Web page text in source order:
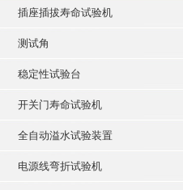
插座插拔寿命试验机
测试角
稳定性试验台
开关门寿命试验机
全自动溢水试验装置
电源线弯折试验机